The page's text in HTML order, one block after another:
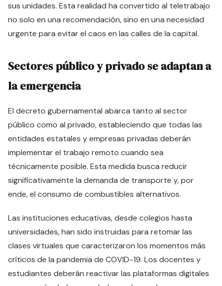
sus unidades. Esta realidad ha convertido al teletrabajo
no solo en una recomendación, sino en una necesidad
urgente para evitar el caos en las calles de la capital.
Sectores público y privado se adaptan a
la emergencia
El decreto gubernamental abarca tanto al sector
público como al privado, estableciendo que todas las
entidades estatales y empresas privadas deberán
implementar el trabajo remoto cuando sea
técnicamente posible. Esta medida busca reducir
significativamente la demanda de transporte y, por
ende, el consumo de combustibles alternativos.
Las instituciones educativas, desde colegios hasta
universidades, han sido instruidas para retomar las
clases virtuales que caracterizaron los momentos más
críticos de la pandemia de COVID-19. Los docentes y
estudiantes deberán reactivar las plataformas digitales